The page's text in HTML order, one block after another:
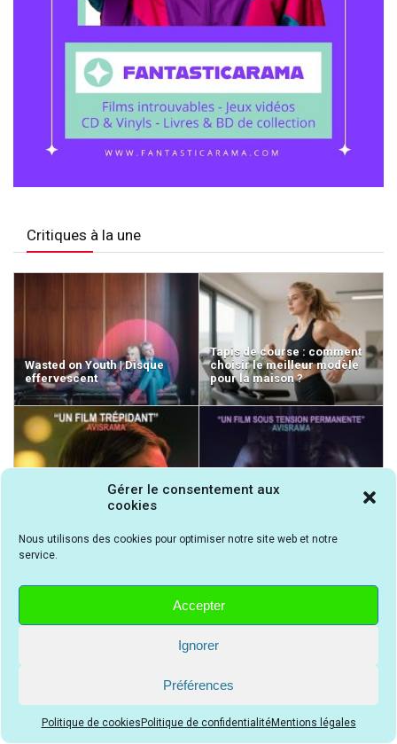
Gérer le consentement aux
cookies
Nous utilisons des cookies pour optimiser notre site web et notre
service.
Accepter
Ignorer
Préférences
Politique de cookies Politique de confidentialitéMentions légales
Critiques à la une
Wasted on Youth | Disque
effervescent
Tapis de course : comment
choisir le meilleur modèle
pour la maison ?
Night Always Comes | Film
captivant